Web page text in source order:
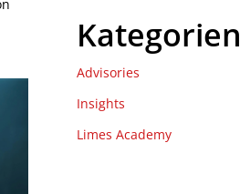
Kategorien
Advisories
Insights
Limes Academy